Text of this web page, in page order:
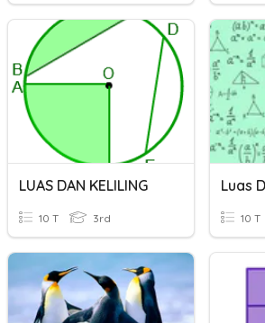
LUAS DAN KELILING
10 T 3rd
Luas
10 T